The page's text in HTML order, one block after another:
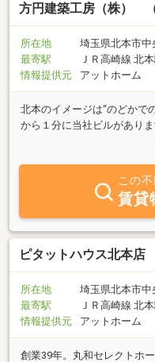
方円建築工房（株） （
所在地
埼玉県北本市中
最寄駅
ＪＲ高崎線 北
情報提供元
アットホーム
北本のイメージは“のどかで
から１分に当社ビルがあり
しょうか？ぜひ探してご来
ージには賃貸担当のおすす
が住みたい部屋」です（た
では、ホームページにアッ
数あります。エリアは埼玉
できるマンション・戸建て
ら、遠慮なく当社に一声お
リジナルなあなただけの“部
フ全員“頼まれるとイヤと言
かけてみて下さい。
この
賃貸
ピタットハウス北本店
所在地
埼玉県北本市中
最寄駅
ＪＲ高崎線 北
情報提供元
アットホーム
創業39年。丸和セレクトホ